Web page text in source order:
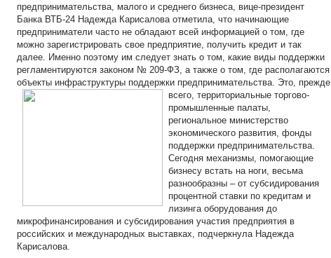
предпринимательства, малого и среднего бизнеса, вице-президент
Банка ВТБ-24 Надежда Карисалова отметила, что начинающие
предприниматели часто не обладают всей информацией о том, где
можно зарегистрировать свое предприятие, получить кредит и так
далее. Именно поэтому им следует знать о том, какие виды поддержки
регламентируются законом № 209-ФЗ, а также о том, где располагаются
объекты инфраструктуры поддержки предпринимательства. Это, прежде
всего, территориальные торгово-
промышленные палаты,
региональное министерство
экономического развития, фонды
поддержки предпринимательства.
Сегодня механизмы, помогающие
бизнесу встать на ноги, весьма
разнообразны – от субсидирования
процентной ставки по кредитам и
лизинга оборудования до
микрофинансирования и субсидирования участия предприятия в
российских и международных выставках, подчеркнула Надежда
Карисалова.